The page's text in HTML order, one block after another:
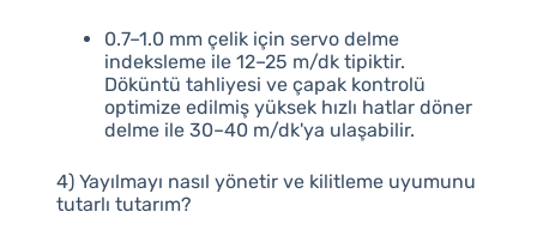
0.7–1.0 mm çelik için servo delme
indeksleme ile 12–25 m/dk tipiktir.
Döküntü tahliyesi ve çapak kontrolü
optimize edilmiş yüksek hızlı hatlar döner
delme ile 30–40 m/dk'ya ulaşabilir.
4) Yayılmayı nasıl yönetir ve kilitleme uyumunu
tutarlı tutarım?